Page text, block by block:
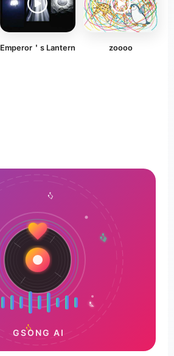
Emperor＇s Lantern zoooo
GSONG AI